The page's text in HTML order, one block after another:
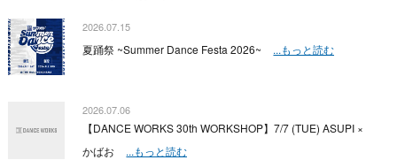
2026.07.15
夏踊祭 ~Summer Dance Festa 2026~ ...もっと読む
2026.07.06
【DANCE WORKS 30th WORKSHOP】7/7 (TUE) ASUPI ×
かばお
...もっと読む